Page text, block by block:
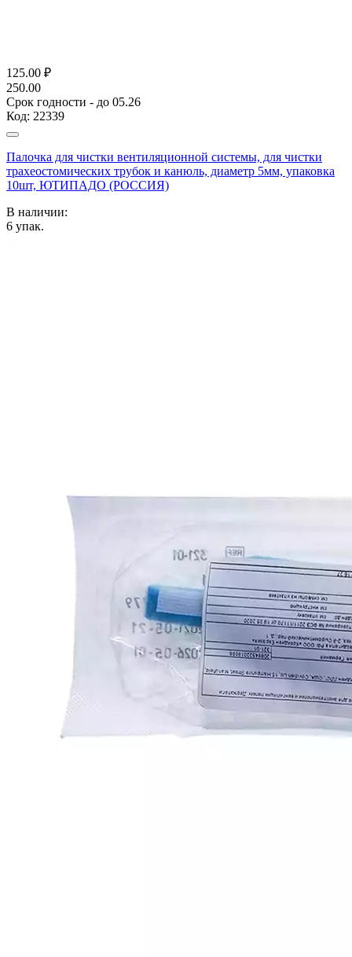
125.00 ₽
250.00
Срок годности - до 05.26
Код: 22339
Палочка для чистки вентиляционной системы, для чистки
трахеостомических трубок и канюль, диаметр 5мм, упаковка
10шт, ЮТИПАДО (РОССИЯ)
В наличии:
6 упак.